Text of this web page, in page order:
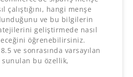
çalıştığını, hangi menşe
ve bu bilgilerin
geliştirmede nasıl
öğrenebilirsiniz.
ve sonrasında varsayılan
sunulan bu özellik,